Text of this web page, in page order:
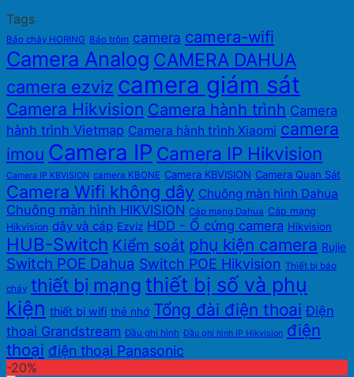
Tags
Báo cháy HORING Báo trộm camera camera-wifi
Camera Analog CAMERA DAHUA
camera ezviz camera giám sát
Camera Hikvision Camera hành trình Camera
hành trình Vietmap Camera hành trình Xiaomi camera
imou Camera IP Camera IP Hikvision
Camera IP KBVISION camera KBONE Camera KBVISION Camera Quan Sát
Camera Wifi không dây Chuông màn hình Dahua
Chuông màn hình HIKVISION Cáp mạng Dahua Cáp mạng
Hikvision dây và cáp Ezviz HDD - Ổ cứng camera Hikvision
HUB-Switch Kiểm soát phụ kiện camera Rujie
Switch POE Dahua Switch POE Hikvision Thiết bị báo
cháy thiết bị mạng thiết bị số và phụ
kiện thiết bị wifi thẻ nhớ Tổng đài điện thoai Điện
thoại Grandstream Đầu ghi hình Đầu ghi hình IP Hikvision điện
thoại điện thoại Panasonic
-20%